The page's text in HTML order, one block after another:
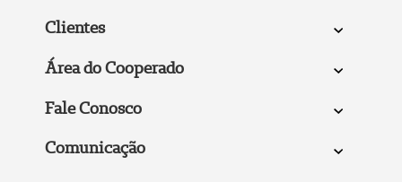
Clientes
Área do Cooperado
Fale Conosco
Comunicação